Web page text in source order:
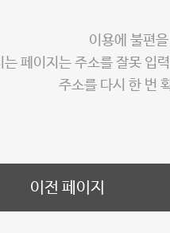
이용에 불편
는 페이지는 주소를 잘못 입
주소를 다시 한 번
이전 페이지